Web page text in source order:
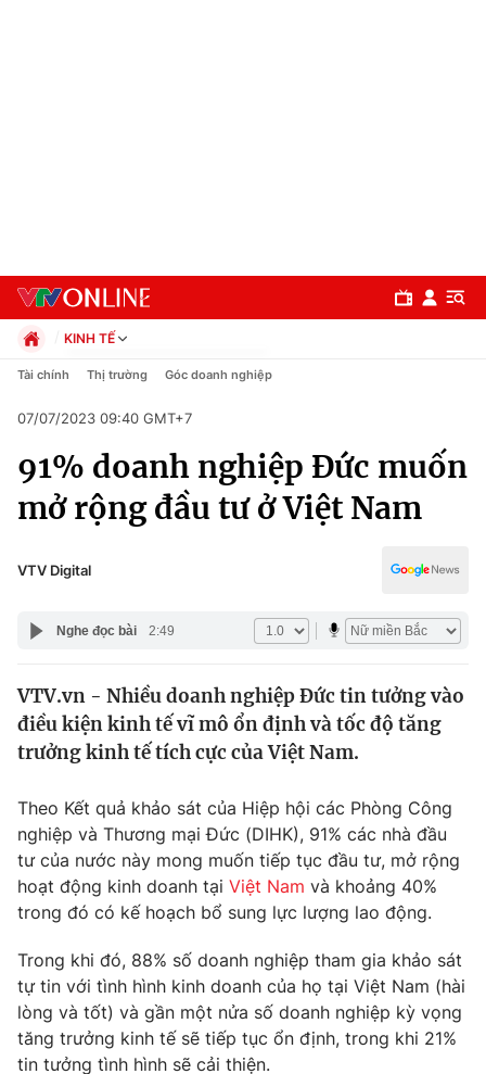
Chuyên mục
Chính trị
Pháp luật
Thế giới
Thế giới đó đây
Câu chuyện quốc tế
Kinh tế
Tài chính
Thị trường
Dữ liệu và đời sống
Phim VTV
Hậu trường
Nhân vật
Giải trí
Điện ảnh
Đời sống
KINH TẾ
Chính trị
Pháp luật
Kinh tế
Thể thao
Truyền hình
Y tế
Công nghệ
Tài chính Thị trường Góc doanh nghiệp
07/07/2023 09:40 GMT+7
91% doanh nghiệp Đức muốn
mở rộng đầu tư ở Việt Nam
VTV Digital
Nghe đọc bài 2:49
VTV.vn - Nhiều doanh nghiệp Đức tin tưởng vào
điều kiện kinh tế vĩ mô ổn định và tốc độ tăng
trưởng kinh tế tích cực của Việt Nam.
Theo Kết quả khảo sát của Hiệp hội các Phòng Công
nghiệp và Thương mại Đức (DIHK), 91% các nhà đầu
tư của nước này mong muốn tiếp tục đầu tư, mở rộng
hoạt động kinh doanh tại Việt Nam và khoảng 40%
trong đó có kế hoạch bổ sung lực lượng lao động.
Trong khi đó, 88% số doanh nghiệp tham gia khảo sát
tự tin với tình hình kinh doanh của họ tại Việt Nam (hài
lòng và tốt) và gần một nửa số doanh nghiệp kỳ vọng
tăng trưởng kinh tế sẽ tiếp tục ổn định, trong khi 21%
tin tưởng tình hình sẽ cải thiện.